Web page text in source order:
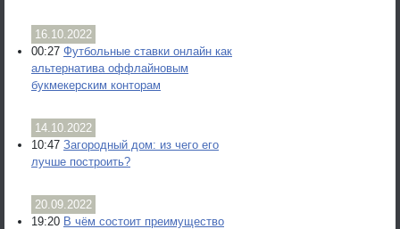
16.10.2022
00:27 Футбольные ставки онлайн как
альтернатива оффлайновым
букмекерским конторам
14.10.2022
10:47 Загородный дом: из чего его
лучше построить?
20.09.2022
19:20 В чём состоит преимущество